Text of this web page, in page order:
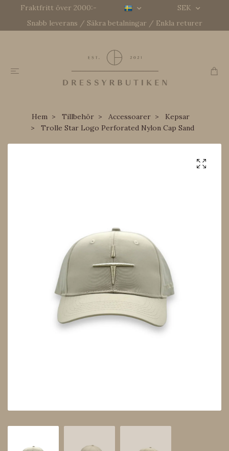
Fraktfritt över 2000:-
SEK
Snabb leverans / Säkra betalningar / Enkla returer
Hem Tillbehör Accessoarer
Kepsar
Trolle Star Logo Perforated Nylon Cap Sand